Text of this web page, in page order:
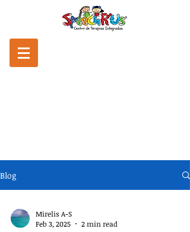
Blog
Mirelis A-S
Feb 3, 2025
2 min read